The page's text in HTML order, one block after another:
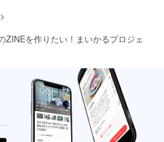
>
ZINEを作りたい！まいかるプロジェ